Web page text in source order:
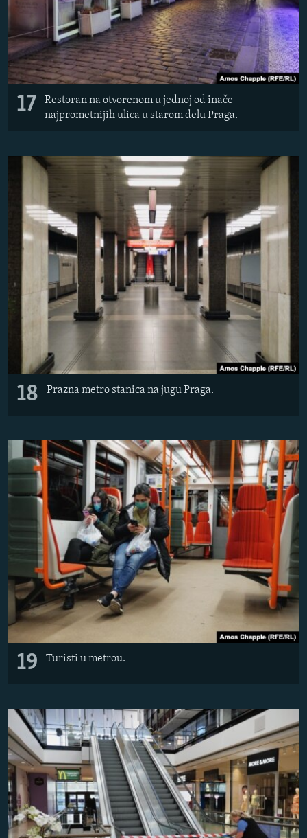
17
Restoran na otvorenom u jednoj od inače
najprometnijih ulica u starom delu Praga.
18 Prazna metro stanica na jugu Praga.
19 Turisti u metrou.